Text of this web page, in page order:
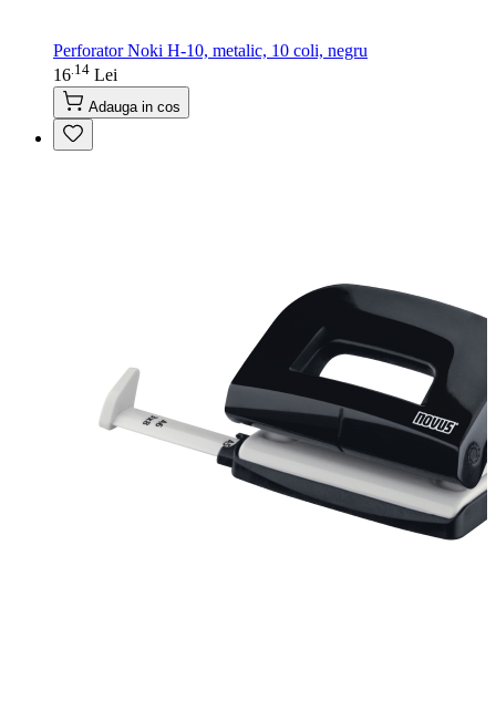
Perforator Noki H-10, metalic, 10 coli, negru
16 14 Lei
Adauga in cos